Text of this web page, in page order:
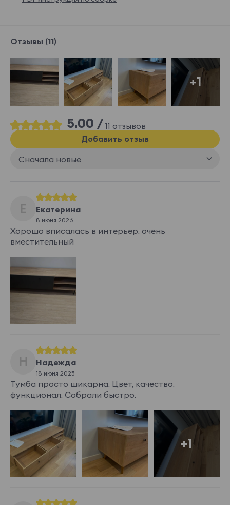
Отзывы (11)
+1
5.00 / 11 отзывов
Сначала новые
Добавить отзыв
Е Екатерина
8 июня 2026
Хорошо вписалась в интерьер, очень
вместительный
Н Надежда
18 июня 2025
Тумба просто шикарна. Цвет, качество,
функционал. Собрали быстро.
+1